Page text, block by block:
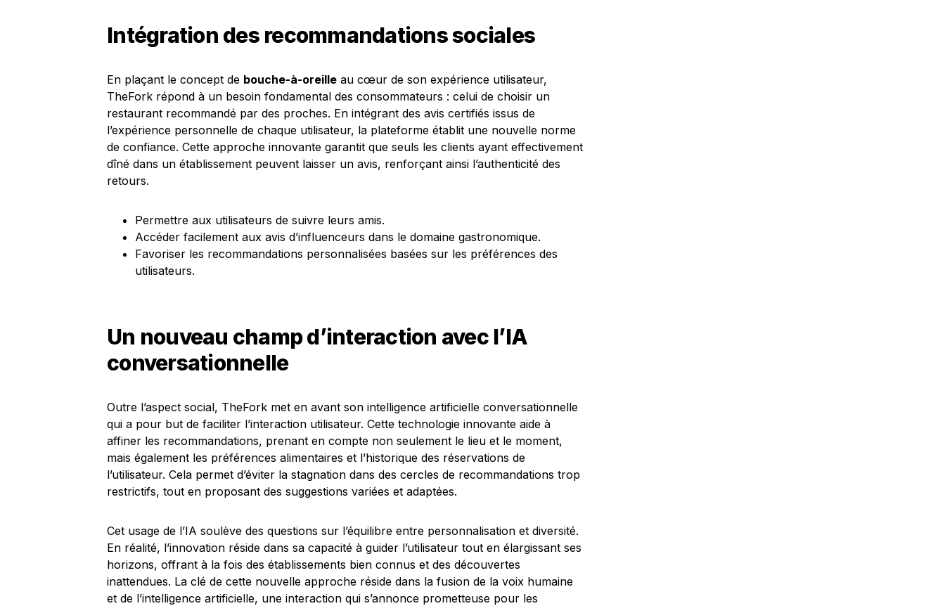
Intégration des recommandations sociales
En plaçant le concept de bouche-à-oreille au cœur de son expérience utilisateur,
TheFork répond à un besoin fondamental des consommateurs : celui de choisir un
restaurant recommandé par des proches. En intégrant des avis certifiés issus de
l’expérience personnelle de chaque utilisateur, la plateforme établit une nouvelle norme
de confiance. Cette approche innovante garantit que seuls les clients ayant effectivement
dîné dans un établissement peuvent laisser un avis, renforçant ainsi l’authenticité des
retours.
Permettre aux utilisateurs de suivre leurs amis.
Accéder facilement aux avis d’influenceurs dans le domaine gastronomique.
Favoriser les recommandations personnalisées basées sur les préférences des
utilisateurs.
Un nouveau champ d’interaction avec l’IA
conversationnelle
Outre l’aspect social, TheFork met en avant son intelligence artificielle conversationnelle
qui a pour but de faciliter l’interaction utilisateur. Cette technologie innovante aide à
affiner les recommandations, prenant en compte non seulement le lieu et le moment,
mais également les préférences alimentaires et l’historique des réservations de
l’utilisateur. Cela permet d’éviter la stagnation dans des cercles de recommandations trop
restrictifs, tout en proposant des suggestions variées et adaptées.
Cet usage de l’IA soulève des questions sur l’équilibre entre personnalisation et diversité.
En réalité, l’innovation réside dans sa capacité à guider l’utilisateur tout en élargissant ses
horizons, offrant à la fois des établissements bien connus et des découvertes
inattendues. La clé de cette nouvelle approche réside dans la fusion de la voix humaine
et de l’intelligence artificielle, une interaction qui s’annonce prometteuse pour les